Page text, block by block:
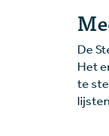
De
Het
te